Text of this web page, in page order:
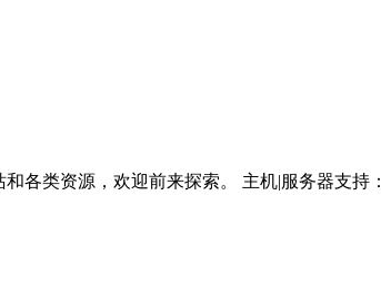
各类资源，欢迎前来探索。 主机|服务器支持：